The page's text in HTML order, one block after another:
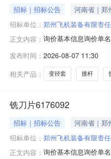
招标｜招标公告 河南省｜郑
招标单位： 郑州飞机装备有限责
正文内容： 询价基本信息询价单
账180天后支付交货
式交货日期/计划原产
发布时间： 2026-08-07 11:30
相关产品：
变径套 接杆
铣刀片6176092
招标｜招标公告 河南省｜郑
招标单位： 郑州飞机装备有限责
正文内容： 询价基本信息询价单